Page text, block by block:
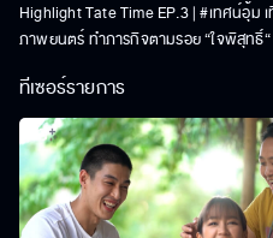
Highlight Tate Time EP.3 | #เทศน์อุ้ม
ภาพยนตร์ ทำภารกิจตามรอย “ใจพิสุทธิ์“
ทีเซอร์รายการ